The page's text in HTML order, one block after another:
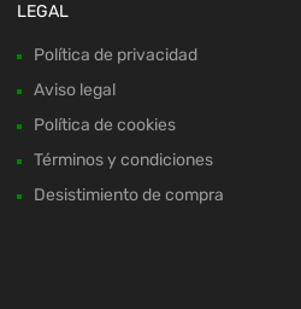
LEGAL
Política de privacidad
Aviso legal
Política de cookies
Términos y condiciones
Desistimiento de compra